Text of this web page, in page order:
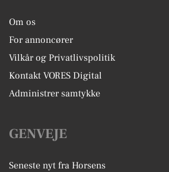
Om os
For annoncører
Vilkår og Privatlivspolitik
Kontakt VORES Digital
Administrer samtykke
GENVEJE
Seneste nyt fra Horsens